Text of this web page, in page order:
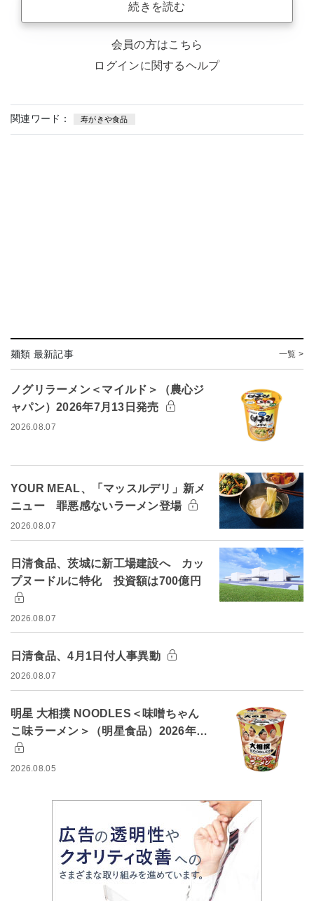
続きを読む
会員の方はこちら
ログインに関するヘルプ
関連ワード： 寿がきや食品
麺類 最新記事 一覧 >
ノグリラーメン＜マイルド＞（農心ジ
ャパン）2026年7月13日発売
2026.08.07
YOUR MEAL、「マッスルデリ」新メ
ニュー 罪悪感ないラーメン登場
2026.08.07
日清食品、茨城に新工場建設へ カッ
プヌードルに特化 投資額は700億円
2026.08.07
日清食品、4月1日付人事異動
2026.08.07
明星 大相撲 NOODLES＜味噌ちゃん
こ味ラーメン＞（明星食品）2026年…
2026.08.05